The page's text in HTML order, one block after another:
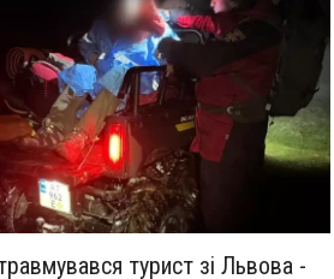
турист зі Львова -